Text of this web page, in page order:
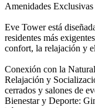
Amenidades Exclusivas
Eve Tower está
residentes más
confort, la relajación y
Conexión con la
Relajación y
cerrados y salones de
Bienestar y Deporte: